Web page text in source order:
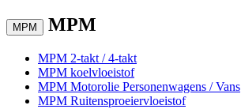
MPM MPM
MPM 2-takt / 4-takt
MPM koelvloeistof
MPM Motorolie Personenwagens / Vans
MPM Ruitensproeiervloeistof